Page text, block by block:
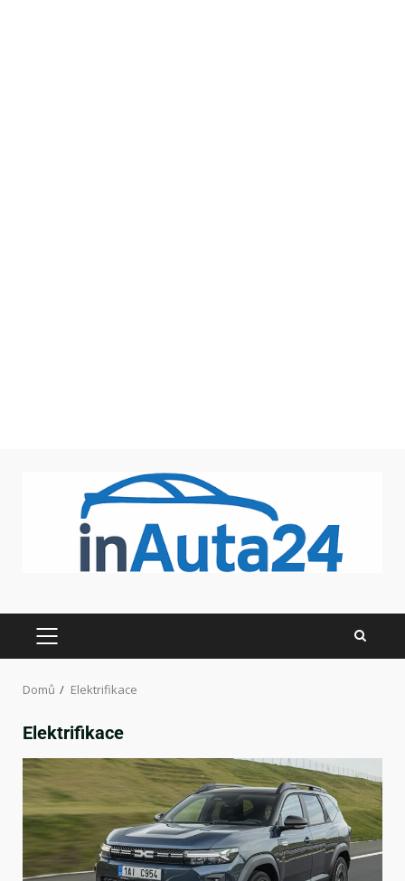
Domů Elektrifikace
Elektrifikace